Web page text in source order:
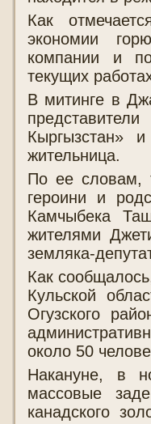
Как
экономии
компании и
текущих
В митинге в
Кыргызстан»
жительница.
По ее словам,
героини и
Камчыбека
жителями
земляка-
Как
Кульской
Огузского
около 50
Накануне, в
массовые
канадского